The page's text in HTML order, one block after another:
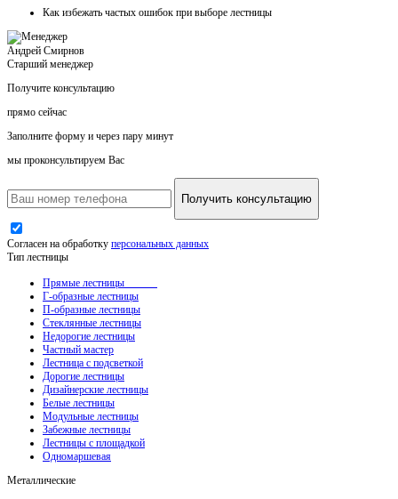
Как избежать частых ошибок при выборе лестницы
Андрей Смирнов
Старший менеджер
Получите консультацию
прямо сейчас
Заполните форму и через пару минут
мы проконсультируем Вас
Получить консультацию
Согласен на обработку персональных данных
Тип лестницы
Прямые лестницы
Г-образные лестницы
П-образные лестницы
Стеклянные лестницы
Недорогие лестницы
Частный мастер
Лестница с подсветкой
Дорогие лестницы
Дизайнерские лестницы
Белые лестницы
Модульные лестницы
Забежные лестницы
Лестницы с площадкой
Одномаршевая
Металлические